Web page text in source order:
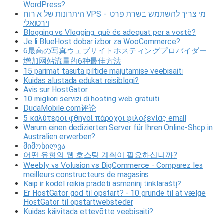
WordPress?
היתרונות של אירוח VPS - מי צריך להשתמש בשרת פרטי
וירטואלי
Blogging vs Vlogging: què és adequat per a vostè?
Je li BlueHost dobar izbor za WooCommerce?
6最高の写真ウェブサイトホスティングプロバイダー
增加网站流量的6种最佳方法
15 parimat tasuta piltide majutamise veebisaiti
Kuidas alustada edukat reisiblogi?
Avis sur HostGator
10 migliori servizi di hosting web gratuiti
DudaMobile.com评论
5 καλύτεροι φθηνοί πάροχοι φιλοξενίας email
Warum einen dedizierten Server für Ihren Online-Shop in
Australien erwerben?
მიმოხილვა
어떤 유형의 웹 호스팅 계획이 필요하십니까?
Weebly vs Volusion vs BigCommerce - Comparez les
meilleurs constructeurs de magasins
Kaip ir kodėl reikia pradėti asmeninį tinklaraštį?
Er HostGator god til opstart? - 10 grunde til at vælge
HostGator til opstartwebsteder
Kuidas käivitada ettevõtte veebisaiti?